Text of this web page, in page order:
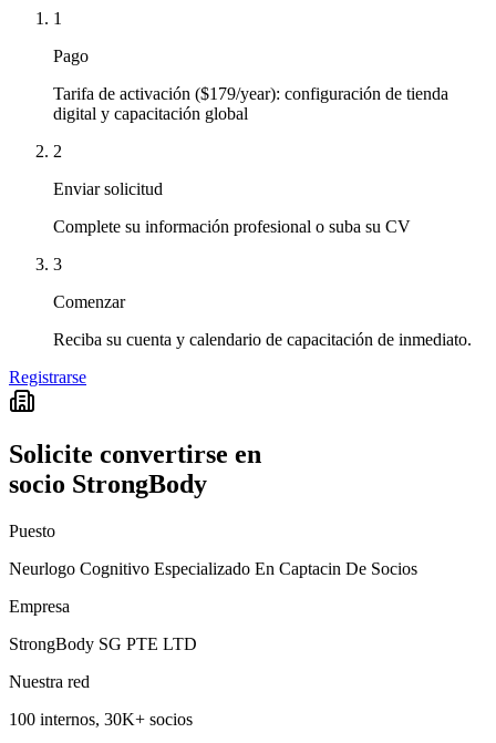
1
Pago
Tarifa de activación ($179/year): configuración de tienda
digital y capacitación global
2
Enviar solicitud
Complete su información profesional o suba su CV
3
Comenzar
Reciba su cuenta y calendario de capacitación de inmediato.
Registrarse
Solicite convertirse en
socio StrongBody
Puesto
Neurlogo Cognitivo Especializado En Captacin De Socios
Empresa
StrongBody SG PTE LTD
Nuestra red
100 internos, 30K+ socios